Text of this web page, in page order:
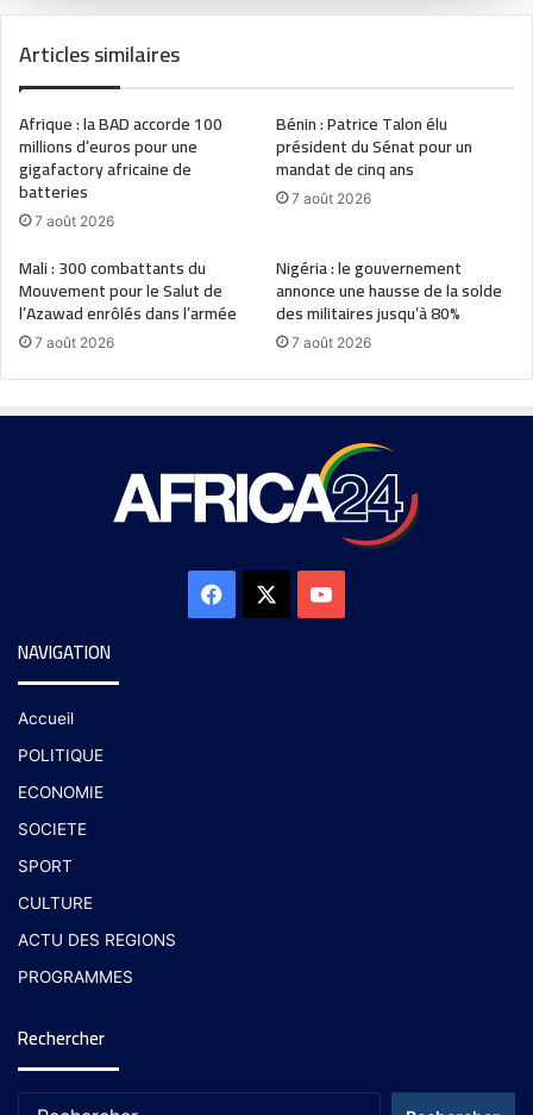
Articles similaires
Afrique : la BAD accorde 100
millions d’euros pour une
gigafactory africaine de
batteries
7 août 2026
Bénin : Patrice Talon élu
président du Sénat pour un
mandat de cinq ans
7 août 2026
Mali : 300 combattants du
Mouvement pour le Salut de
l’Azawad enrôlés dans l’armée
7 août 2026
Nigéria : le gouvernement
annonce une hausse de la solde
des militaires jusqu’à 80%
7 août 2026
NAVIGATION
Accueil
POLITIQUE
ECONOMIE
SOCIETE
SPORT
CULTURE
ACTU DES REGIONS
PROGRAMMES
Rechercher